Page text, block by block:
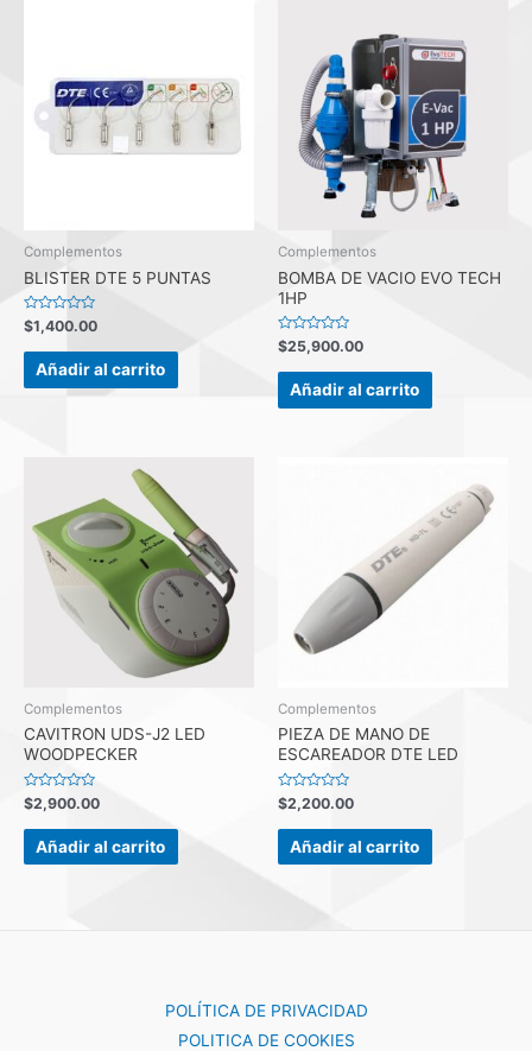
Complementos
BLISTER DTE 5 PUNTAS
Valorado
con
0
$1,400.00
Añadir al carrito
Complementos
BOMBA DE VACIO EVO TECH
1HP
Valorado
con
0
$25,900.00
Añadir al carrito
Complementos
CAVITRON UDS-J2 LED
WOODPECKER
Valorado
con
0
$2,900.00
Añadir al carrito
Complementos
PIEZA DE MANO DE
ESCAREADOR DTE LED
Valorado
con
0
$2,200.00
Añadir al carrito
POLÍTICA DE PRIVACIDAD
POLITICA DE COOKIES